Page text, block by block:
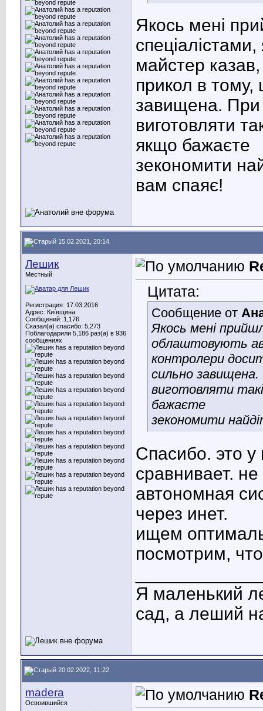
Якось мені
майстер
прикол в тому,
завищена. При
виготовляти
якщо бажаєте
зекономити
вам спаяє!
15.02.2021, 20:14
Лешик
Местный
Регистрация: 17.03.2016
Адрес: Київщина
Сообщений: 1,176
Сказал(а) спасибо: 5,273
Поблагодарили 5,186 раз(а) в 936
сообщениях
Цитата:
Сообщение от
Якось мені
облаштовують
контролери
сильно завищена.
виготовляти
бажаєте
зекономити
Спасибо. это
сравнивает.
автономная
через инет.
ищем
посмотрим,
Я маленький
сад, а леший
20.02.2022, 11:22
madera
Освоившийся